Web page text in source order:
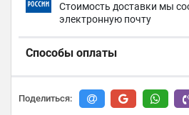
Стоимость доставки мы
электронную почту
Способы оплаты
Поделиться: